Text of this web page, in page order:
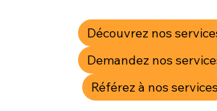
Découvrez nos
Demandez nos
Référez à nos services